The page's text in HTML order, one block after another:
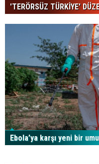
'TERÖRSÜZ TÜRKİYE'
Ebola’ya karşı yeni bir